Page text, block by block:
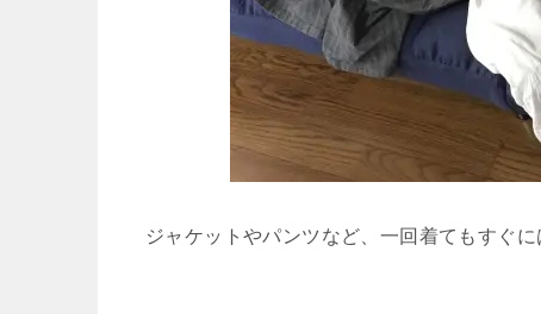
ジャケットやパンツなど、一回着てもすぐ